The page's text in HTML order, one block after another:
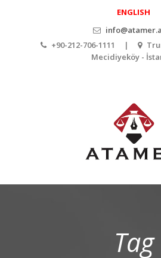
ENGLISH
+90-212-706-1111 |
Mecidiyeköy -
Tag